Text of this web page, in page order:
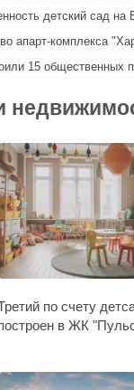
детский сад на
апарт-комплекса
15 общественных
по счету
в ЖК